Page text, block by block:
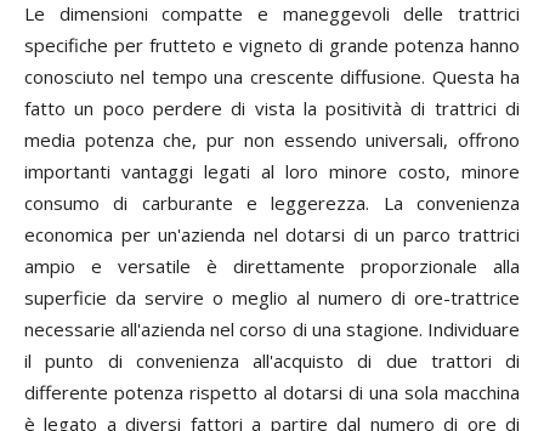
Le dimensioni compatte e maneggevoli delle trattrici
specifiche per frutteto e vigneto di grande potenza hanno
conosciuto nel tempo una crescente diffusione. Questa ha
fatto un poco perdere di vista la positività di trattrici di
media potenza che, pur non essendo universali, offrono
importanti vantaggi legati al loro minore costo, minore
consumo di carburante e leggerezza. La convenienza
economica per un'azienda nel dotarsi di un parco trattrici
ampio e versatile è direttamente proporzionale alla
superficie da servire o meglio al numero di ore-trattrice
necessarie all'azienda nel corso di una stagione. Individuare
il punto di convenienza all'acquisto di due trattori di
differente potenza rispetto al dotarsi di una sola macchina
è legato a diversi fattori a partire dal numero di ore di